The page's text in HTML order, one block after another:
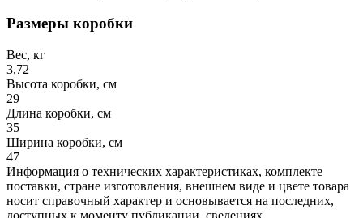
Размеры коробки
Вес, кг
3,72
Высота коробки, см
29
Длина коробки, см
35
Ширина коробки, см
47
Информация о технических характеристиках, комплекте
поставки, стране изготовления, внешнем виде и цвете товара
носит справочный характер и основывается на последних,
доступных к моменту публикации, сведениях.